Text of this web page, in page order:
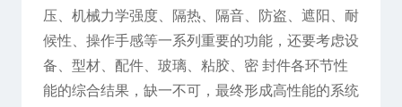
压、机械力学强度、隔热、隔音、防盗、遮阳、耐
候性、操作手感等一系列重要的功能，还要考虑设
备、型材、配件、玻璃、粘胶、密 封件各环节性
能的综合结果，缺一不可，最终形成高性能的系统